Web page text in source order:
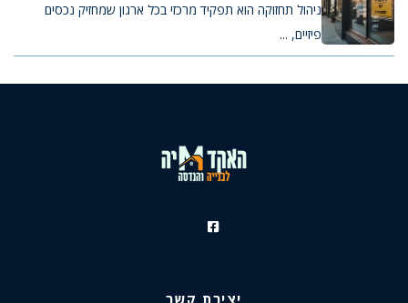
ניהול תחזוקה הוא תפקיד מרכזי בכל ארגון שמחזיק נכסים
פיזיים, ...
יצירת קשר